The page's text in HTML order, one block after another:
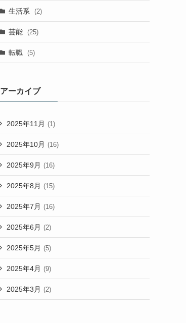
生活系 (2)
芸能 (25)
転職 (5)
アーカイブ
2025年11月 (1)
2025年10月 (16)
2025年9月 (16)
2025年8月 (15)
2025年7月 (16)
2025年6月 (2)
2025年5月 (5)
2025年4月 (9)
2025年3月 (2)